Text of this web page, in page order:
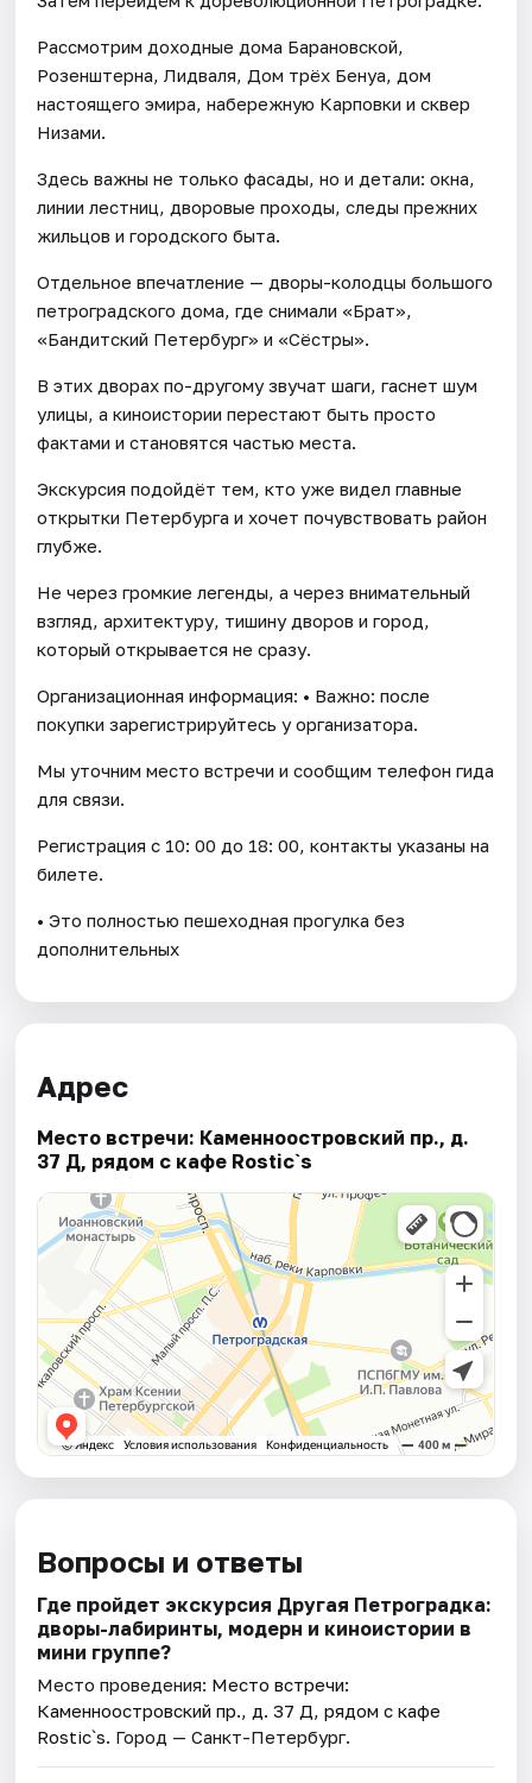
Рассмотрим доходные дома Барановской,
Розенштерна, Лидваля, Дом трёх Бенуа, дом
настоящего эмира, набережную Карповки и сквер
Низами.
Здесь важны не только фасады, но и детали: окна,
линии лестниц, дворовые проходы, следы прежних
жильцов и городского быта.
Отдельное впечатление — дворы-колодцы большого
петроградского дома, где снимали «Брат»,
«Бандитский Петербург» и «Сёстры».
В этих дворах по-другому звучат шаги, гаснет шум
улицы, а киноистории перестают быть просто
фактами и становятся частью места.
Экскурсия подойдёт тем, кто уже видел главные
открытки Петербурга и хочет почувствовать район
глубже.
Не через громкие легенды, а через внимательный
взгляд, архитектуру, тишину дворов и город,
который открывается не сразу.
Организационная информация: • Важно: после
покупки зарегистрируйтесь у организатора.
Мы уточним место встречи и сообщим телефон гида
для связи.
Регистрация с 10: 00 до 18: 00, контакты указаны на
билете.
• Это полностью пешеходная прогулка без
дополнительных
Адрес
Место встречи: Каменноостровский пр., д.
37 Д, рядом с кафе Rostic`s
Вопросы и ответы
Где пройдет экскурсия Другая Петроградка:
дворы-лабиринты, модерн и киноистории в
мини группе?
Место проведения: Место встречи:
Каменноостровский пр., д. 37 Д, рядом с кафе
Rostic`s. Город — Санкт-Петербург.